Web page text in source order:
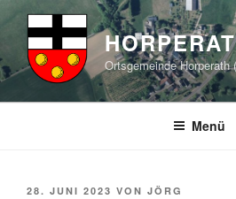
Zum
Inhalt
springen
Ortsgemeinde Horperath
Menü
VERÖFFENTLICHT
28. JUNI 2023 VON JÖRG